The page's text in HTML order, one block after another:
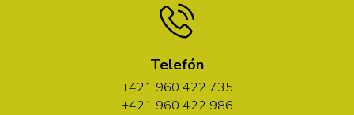
Telefón
+421 960 422 735
+421 960 422 986